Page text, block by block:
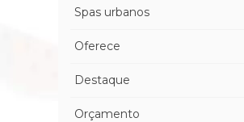
Spas urbanos
Oferece
Destaque
Orçamento